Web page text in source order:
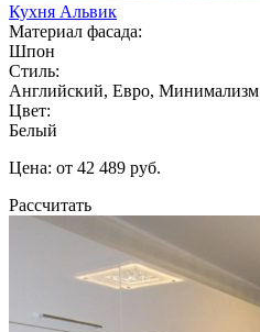
Кухня Альвик
Материал фасада:
Шпон
Стиль:
Английский, Евро, Минимализм
Цвет:
Белый
Цена: от 42 489 руб.
Рассчитать